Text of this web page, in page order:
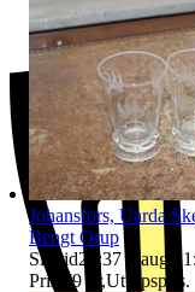
Johansfors, Uarda
Bengt Orup
Sluttid21:37 9 aug
Pris:
79 kr ,Utropspris.